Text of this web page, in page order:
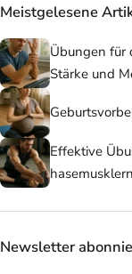
Meistgelesene
Übungen für
Stärke und
Effektive
Newsletter